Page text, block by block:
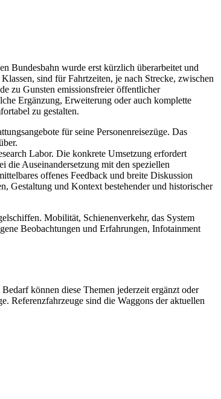
Bundesbahn wurde erst kürzlich überarbeitet und
sind für Fahrtzeiten, je nach Strecke, zwischen
zu Gunsten emissionsfreier öffentlicher
Ergänzung, Erweiterung oder auch komplette
zu gestalten.
für seine Personenreisezüge. Das
Labor. Die konkrete Umsetzung erfordert
die Auseinandersetzung mit den speziellen
offenes Feedback und breite Diskussion
Gestaltung und Kontext bestehender und historischer
Mobilität, Schienenverkehr, das System
Beobachtungen und Erfahrungen, Infotainment
können diese Themen jederzeit ergänzt oder
Referenzfahrzeuge sind die Waggons der aktuellen